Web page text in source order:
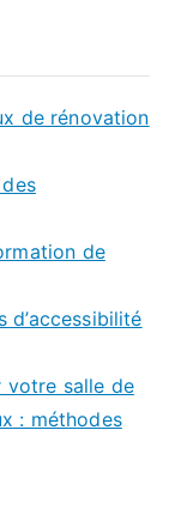
de rénovation
de
votre salle de
: méthodes